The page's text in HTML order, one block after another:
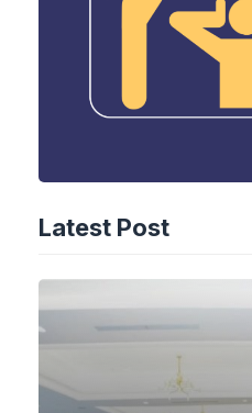
Latest Post